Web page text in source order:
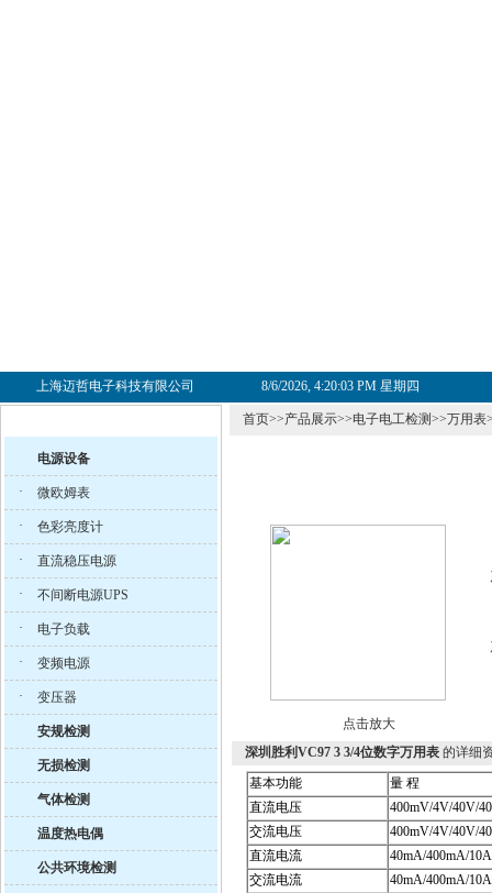
上海迈哲电子科技有限公司 8/6/2026, 4:20:04 PM 星期四
电源设备
· 微欧姆表
· 色彩亮度计
· 直流稳压电源
· 不间断电源UPS
· 电子负载
· 变频电源
· 变压器
安规检测
无损检测
气体检测
温度热电偶
公共环境检测
首页>>产品展示>>电子电工检测>>万用表
点击放大
深圳胜利VC97 3 3/4位数字万用表 的详细
基本功能 量 程
直流电压
400mV/4V/40V/
交流电压
400mV/4V/40V/
直流电流
40mA/400mA/10A
交流电流
40mA/400mA/10A